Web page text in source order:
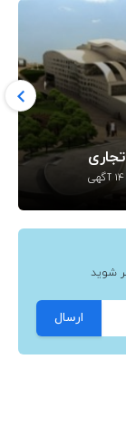
تجاری
14 آگهی
شوید
ارسال